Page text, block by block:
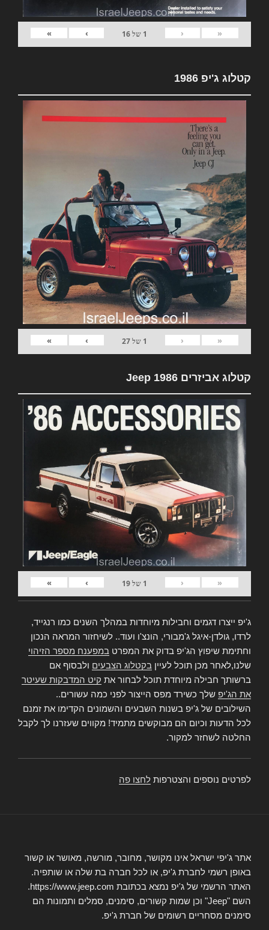
«
‹
1 של16
›
»
קטלוג ג'יפ 1986
«
‹
1 של27
›
»
קטלוג אביזרים Jeep 1986
«
‹
1 של19
›
»
ג'יפ ייצרו דגמים וחבילות מיוחדות במהלך השנים כמו רנגייד,
לרדו, גולדן-איגל ג'מבורי, הונצ'ו ועוד.. לשיחזור המראה הנכון
וחתימת שיפוץ הג'יפ בדוק את המפרט במפענח מספר הזיהוי
שלנו,לאחר מכן תוכל לעיין בקטלוג הצבעים ולבסוף אם
ברשותך חבילה מיוחדת תוכל לבחור את קיט המדבקות שעיטר
את הג'יפ שלך כשירד מפס הייצור לפני כמה עשורים..
השילובים של ג'יפ בשנות השבעים והשמונים הקדימו את זמנם
לכל הדעות וכיום הם מבוקשים מתמיד! מקווים שעזרנו לך לקבל
החלטה לשחזר למקור.
לפרטים נוספים והצטרפות לחצו פה
אתר ג'יפי ישראל אינו מקושר, מחובר, מורשה, מאושר או קשור
באופן רשמי לחברת ג'יפ, או לכל חברה בת שלה או שותפיה.
האתר הרשמי של ג'יפ נמצא בכתובת https://www.jeep.com.
השם "Jeep" וכן שמות קשורים, סימנים, סמלים ותמונות הם
סימנים מסחריים רשומים של חברת ג'יפ.